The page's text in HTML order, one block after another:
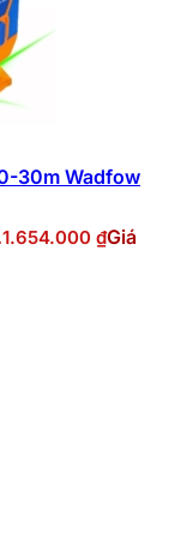
30m Wadfow
1.654.000 ₫Giá